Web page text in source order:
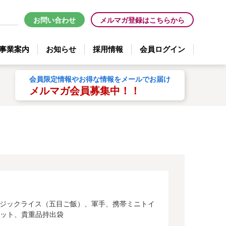
業案内 お知らせ 採用情報 会員ログイン
メルマガ登録はこちらから
お問い合わせ
会員限定情報やお得な情報をメールでお届け
メルマガ会員募集中！！
ックライス（五目ご飯）、軍手、携帯ミニトイ
ト、貴重品持出袋